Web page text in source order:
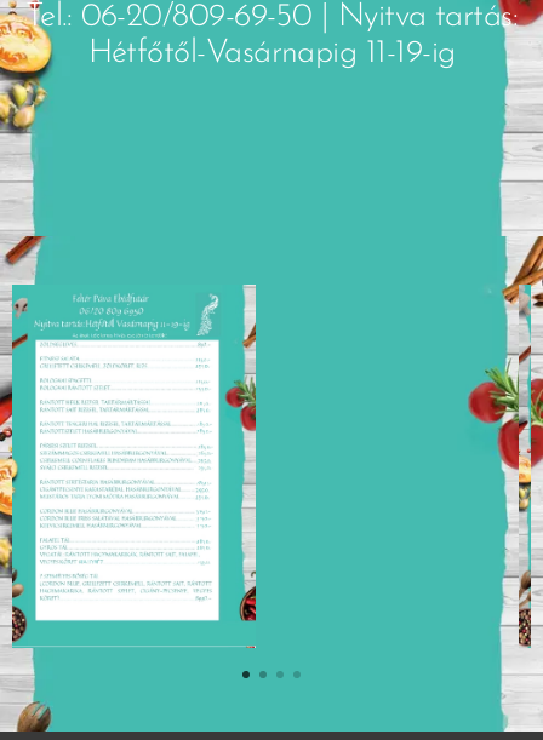
Tel.: 06-20/809-69-50 | Nyitva tartás:
Hétfőtől-Vasárnapig 11-19-ig